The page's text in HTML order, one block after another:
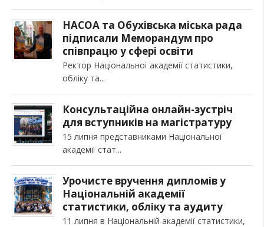
НАСОА та Обухівська міська рада
підписали Меморандум про
співпрацю у сфері освіти
Ректор Національної академії статистики,
обліку та
Консультаційна онлайн-зустріч
для вступників на магістратуру
15 липня представниками Національної
академії стат
Урочисте вручення дипломів у
Національній академії
статистики, обліку та аудиту
11 липня в Національній академії статистики,